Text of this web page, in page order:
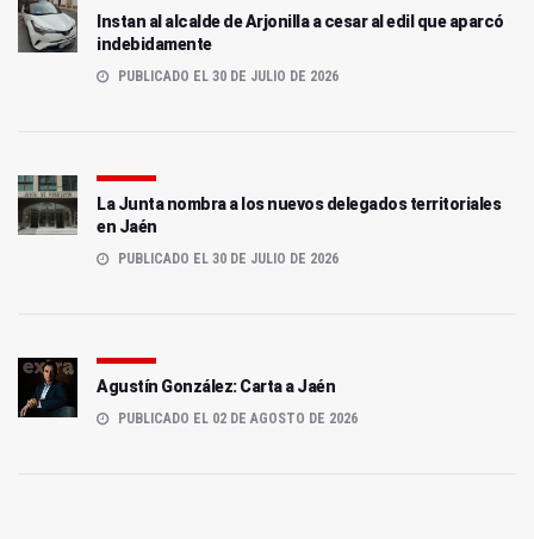
Instan al alcalde de Arjonilla a cesar al edil que aparcó
indebidamente
PUBLICADO EL 30 DE JULIO DE 2026
La Junta nombra a los nuevos delegados territoriales
en Jaén
PUBLICADO EL 30 DE JULIO DE 2026
Agustín González: Carta a Jaén
PUBLICADO EL 02 DE AGOSTO DE 2026